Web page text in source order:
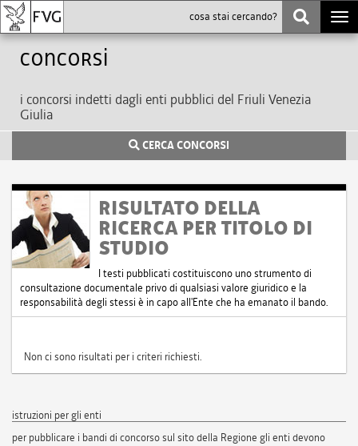
Concorsi
i concorsi indetti dagli enti pubblici del Friuli Venezia
Giulia
CERCA CONCORSI
RISULTATO DELLA
RICERCA PER TITOLO DI
STUDIO
I testi pubblicati costituiscono uno strumento di
consultazione documentale privo di qualsiasi valore giuridico e la
responsabilità degli stessi è in capo all'Ente che ha emanato il bando.
Non ci sono risultati per i criteri richiesti.
istruzioni per gli enti
per pubblicare i bandi di concorso sul sito della Regione gli enti devono